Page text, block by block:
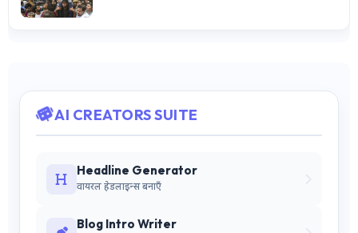
AI CREATORS SUITE
Headline Generator
वायरल हेडलाइन्स बनाएँ
Blog Intro Writer